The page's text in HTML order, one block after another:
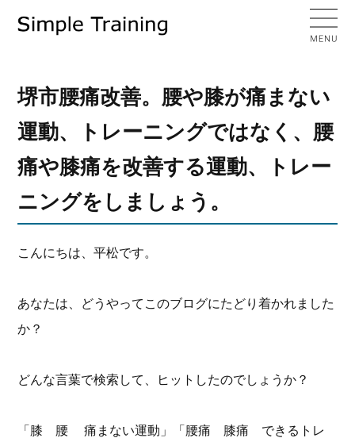
堺市腰痛改善。腰や膝が痛まない
運動、トレーニングではなく、腰
痛や膝痛を改善する運動、トレー
ニングをしましょう。
こんにちは、平松です。
あなたは、どうやってこのブログにたどり着かれました
か？
どんな言葉で検索して、ヒットしたのでしょうか？
「膝 腰 痛まない運動」「腰痛 膝痛 できるトレ